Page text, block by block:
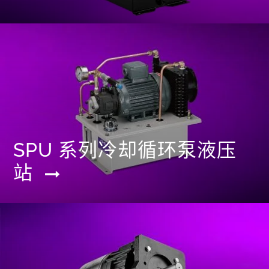
SPU 系列冷却循环泵液压
站